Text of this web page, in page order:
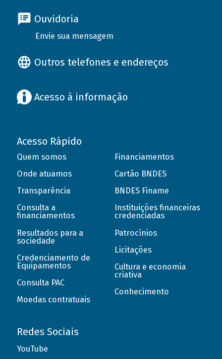
Ouvidoria
Envie sua mensagem
Outros telefones e endereços
Acesso à informação
Acesso Rápido
Quem somos
Onde atuamos
Transparência
Consulta a
financiamentos
Resultados para a
sociedade
Credenciamento de
Equipamentos
Consulta PAC
Moedas contratuais
Financiamentos
Cartão BNDES
BNDES Finame
Instituições financeiras
credenciadas
Patrocínios
Licitações
Cultura e economia
criativa
Conhecimento
Redes Sociais
YouTube